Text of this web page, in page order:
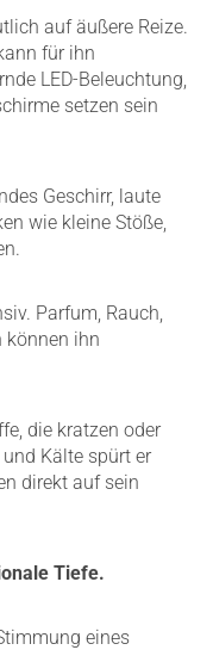
auf äußere Reize.
für ihn
LED-Beleuchtung,
setzen sein
Geschirr, laute
wie kleine Stöße,
Parfum, Rauch,
können ihn
die kratzen oder
Kälte spürt er
direkt auf sein
Tiefe.
eines